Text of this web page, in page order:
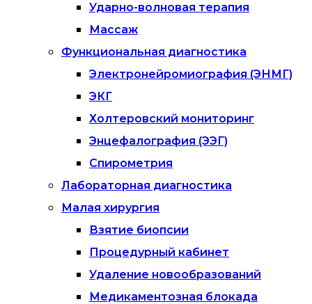
Ударно-волновая терапия
Массаж
Функциональная диагностика
Электронейромиография (ЭНМГ)
ЭКГ
Холтеровский мониторинг
Энцефалография (ЭЭГ)
Спирометрия
Лабораторная диагностика
Малая хирургия
Взятие биопсии
Процедурный кабинет
Удаление новообразований
Медикаментозная блокада